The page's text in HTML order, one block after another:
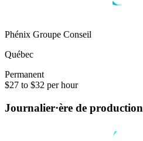
Phénix Groupe Conseil
Québec
Permanent
$27 to $32 per hour
Journalier·ère de production